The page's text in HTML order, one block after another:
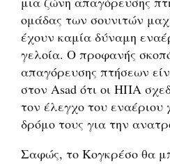
ομάδας των σουνιτών
έχουν καμία δύναμη
γελοία. Ο προφανής
απαγόρευσης πτήσεων
στον Asad ότι οι ΗΠΑ
τον έλεγχο του
δρόμο τους για την
Σαφώς, το Κογκρέσο θα